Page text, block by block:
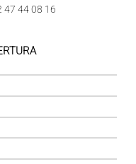
47 44 08 16